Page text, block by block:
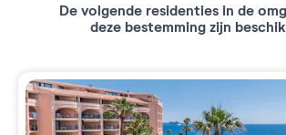
De volgende residenties in de
deze bestemming zijn